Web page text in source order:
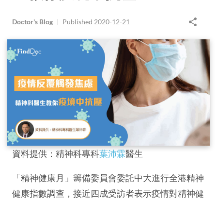
Doctor's Blog | Published 2020-12-21
資料提供：精神科專科葉沛霖醫生
「精神健康月」籌備委員會委託中大進行全港精神
健康指數調查，接近四成受訪者表示疫情對精神健